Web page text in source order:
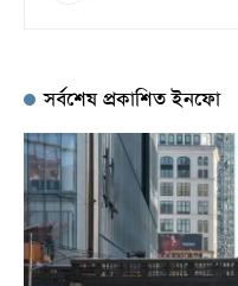
সর্বশেষ প্রকাশিত ইনফো